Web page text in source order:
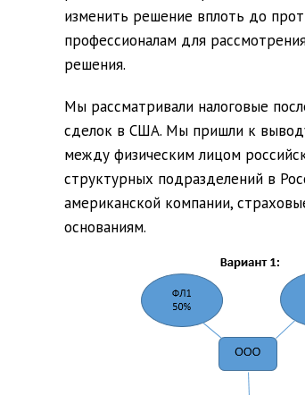
изменить решение вплоть до
профессионалам для
решения.
Мы рассматривали налоговые
сделок в США. Мы пришли к
между физическим лицом
структурных подразделений в
американской компании,
основаниям.